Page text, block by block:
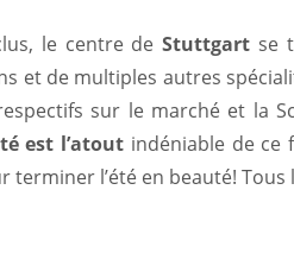
le centre deStuttgart se
et de multiples autres
sur le marché et la
est l’atout indéniable de ce
terminer l’été en beauté! Tous